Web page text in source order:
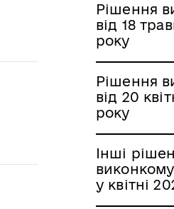
Рішення
від 18
року
Рішення
від 20
року
Інші
у квітні